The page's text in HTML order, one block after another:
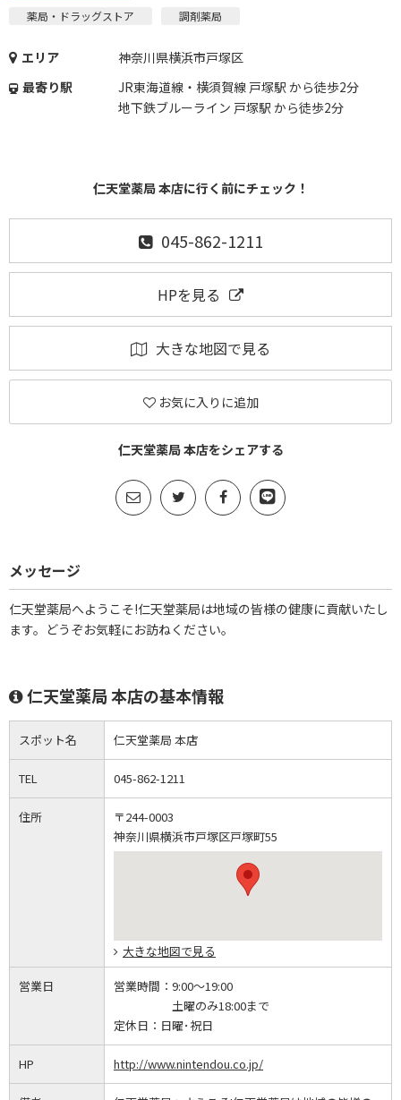
薬局・ドラッグストア 調剤薬局
エリア
神奈川県横浜市戸塚区
最寄り駅
JR東海道線・横須賀線 戸塚駅 から徒歩2分
地下鉄ブルーライン 戸塚駅 から徒歩2分
仁天堂薬局 本店に行く前にチェック！
045-862-1211
HPを見る
大きな地図で見る
お気に入りに追加
仁天堂薬局 本店をシェアする
メッセージ
仁天堂薬局へようこそ!仁天堂薬局は地域の皆様の健康に貢献いたし
ます。どうぞお気軽にお訪ねください。
仁天堂薬局 本店の基本情報
スポット名 仁天堂薬局 本店
TEL 045-862-1211
住所
〒244-0003
神奈川県横浜市戸塚区戸塚町55
大きな地図で見る
営業日 営業時間： 9:00～19:00
土曜のみ18:00まで
定休日： 日曜･祝日
HP http://www.nintendou.co.jp/